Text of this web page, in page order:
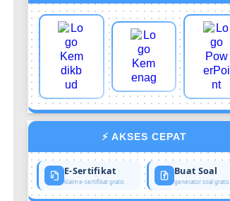
⚡ AKSES CEPAT
E-Sertifikat
klaim e-sertifikat gratis
Buat Soal
generator soal gratis